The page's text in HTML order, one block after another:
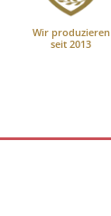
Wir produzieren
seit 2013